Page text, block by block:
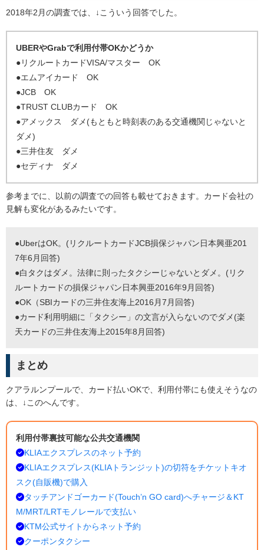
2018年2月の調査では、↓こういう回答でした。
UBERやGrabで利用付帯OKかどうか
●リクルートカードVISA/マスター OK
●エムアイカード OK
●JCB OK
●TRUST CLUBカード OK
●アメックス ダメ(もともと時刻表のある交通機関じゃないと
ダメ)
●三井住友 ダメ
●セディナ ダメ
参考までに、以前の調査での回答も載せておきます。カード会社の
見解も変化があるみたいです。
●UberはOK。(リクルートカードJCB損保ジャパン日本興亜201
7年6月回答)
●白タクはダメ。法律に則ったタクシーじゃないとダメ。(リク
ルートカードの損保ジャパン日本興亜2016年9月回答)
●OK（SBIカードの三井住友海上2016月7月回答)
●カード利用明細に「タクシー」の文言が入らないのでダメ(楽
天カードの三井住友海上2015年8月回答)
まとめ
クアラルンプールで、カード払いOKで、利用付帯にも使えそうなの
は、↓このへんです。
利用付帯裏技可能な公共交通機関
KLIAエクスプレスのネット予約
KLIAエクスプレス(KLIAトランジット)の切符をチケットキオ
スク(自販機)で購入
タッチアンドゴーカード(Touch’n GO card)へチャージ＆KT
M/MRT/LRTモノレールで支払い
KTM公式サイトからネット予約
クーポンタクシー